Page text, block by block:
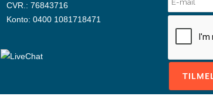
CVR.: 76843716
Konto: 0400 1081718471